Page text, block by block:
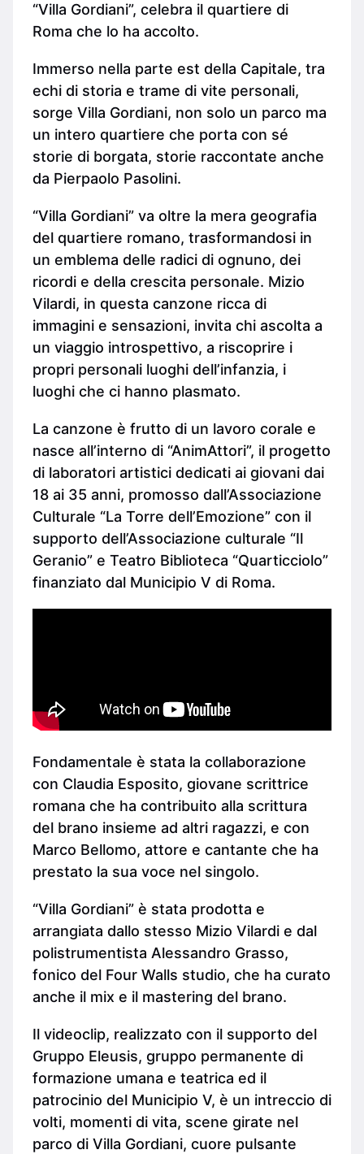
“Villa Gordiani”, celebra il quartiere di
Roma che lo ha accolto.
Immerso nella parte est della Capitale, tra
echi di storia e trame di vite personali,
sorge Villa Gordiani, non solo un parco ma
un intero quartiere che porta con sé
storie di borgata, storie raccontate anche
da Pierpaolo Pasolini.
“Villa Gordiani” va oltre la mera geografia
del quartiere romano, trasformandosi in
un emblema delle radici di ognuno, dei
ricordi e della crescita personale. Mizio
Vilardi, in questa canzone ricca di
immagini e sensazioni, invita chi ascolta a
un viaggio introspettivo, a riscoprire i
propri personali luoghi dell’infanzia, i
luoghi che ci hanno plasmato.
La canzone è frutto di un lavoro corale e
nasce all’interno di “AnimAttori”, il progetto
di laboratori artistici dedicati ai giovani dai
18 ai 35 anni, promosso dall’Associazione
Culturale “La Torre dell’Emozione” con il
supporto dell’Associazione culturale “Il
Geranio” e Teatro Biblioteca “Quarticciolo”
finanziato dal Municipio V di Roma.
Fondamentale è stata la collaborazione
con Claudia Esposito, giovane scrittrice
romana che ha contribuito alla scrittura
del brano insieme ad altri ragazzi, e con
Marco Bellomo, attore e cantante che ha
prestato la sua voce nel singolo.
“Villa Gordiani” è stata prodotta e
arrangiata dallo stesso Mizio Vilardi e dal
polistrumentista Alessandro Grasso,
fonico del Four Walls studio, che ha curato
anche il mix e il mastering del brano.
Il videoclip, realizzato con il supporto del
Gruppo Eleusis, gruppo permanente di
formazione umana e teatrica ed il
patrocinio del Municipio V, è un intreccio di
volti, momenti di vita, scene girate nel
parco di Villa Gordiani, cuore pulsante